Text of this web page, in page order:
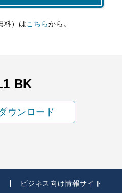
料）はこちらから。
BK
ウンロード
ビジネス向け情報サイト